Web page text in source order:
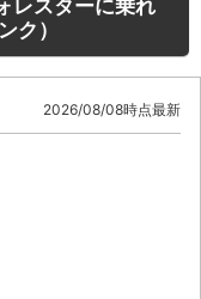
レスターに乗れ
ク）
2026/08/08時点最新